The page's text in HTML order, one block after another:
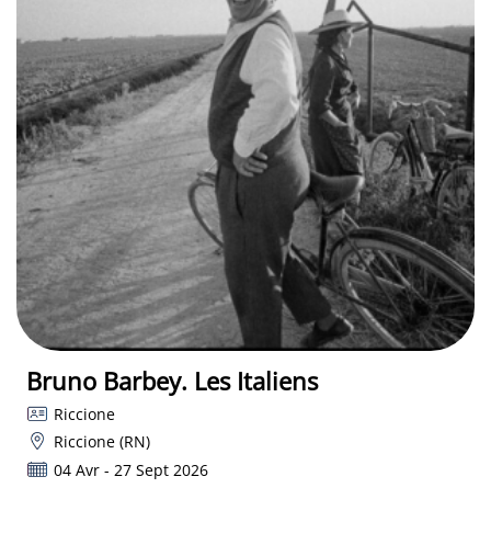
Bruno Barbey. Les Italiens
Riccione
Riccione (RN)
04 Avr - 27 Sept 2026